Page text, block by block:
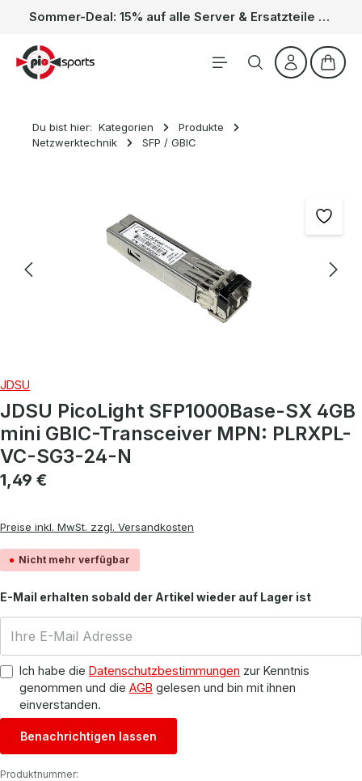
Zum Hauptinhalt springen Sommer-Deal: 15% auf alle Server & Ersatzteile – Kein Code nötig, der Rabatt wird automatisch im Warenkorb abgezogen. Gültig vom 01.06. bis 31.08.
Du bist hier: Kategorien
Produkte
Netzwerktechnik
SFP / GBIC
JDSU
JDSU PicoLight SFP1000Base-SX 4GB
mini GBIC-Transceiver MPN: PLRXPL-
VC-SG3-24-N
Regulärer Preis:
1,49 €
Preise inkl. MwSt. zzgl. Versandkosten
Nicht mehr verfügbar
E-Mail erhalten sobald der Artikel wieder auf Lager ist
Ich habe die Datenschutzbestimmungen zur Kenntnis
genommen und die AGB gelesen und bin mit ihnen
einverstanden.
Benachrichtigen lassen
Produktnummer: